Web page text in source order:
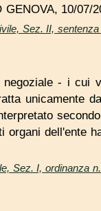
10/07/
Sez. II,
- i cui
unicamente
organi dell'ente
Sez. I, ordinanza